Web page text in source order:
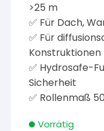
>25 m
✅ Für Dach,
✅ Für
Konstruktionen
✅ Hydrosafe-
Sicherheit
✅ Rollenmaß
Vorrätig